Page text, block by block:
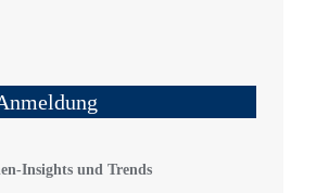
Insights und Trends